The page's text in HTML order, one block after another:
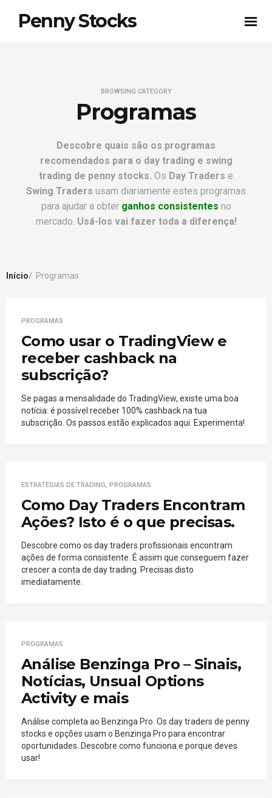
Penny Stocks
BROWSING CATEGORY
Programas
Descobre quais são os programas
recomendados para o day trading e swing
trading de penny stocks. Os Day Traders e
Swing Traders usam diariamente estes programas
para ajudar a obter ganhos consistentes no
mercado. Usá-los vai fazer toda a diferença!
Início Programas
PROGRAMAS
Como usar o TradingView e
receber cashback na
subscrição?
Se pagas a mensalidade do TradingView, existe uma boa
notícia: é possível receber 100% cashback na tua
subscrição. Os passos estão explicados aqui. Experimenta!
ESTRATÉGIAS DE TRADING, PROGRAMAS
Como Day Traders Encontram
Ações? Isto é o que precisas.
Descobre como os day traders profissionais encontram
ações de forma consistente. É assim que conseguem fazer
crescer a conta de day trading. Precisas disto
imediatamente.
PROGRAMAS
Análise Benzinga Pro – Sinais,
Notícias, Unsual Options
Activity e mais
Análise completa ao Benzinga Pro. Os day traders de penny
stocks e opções usam o Benzinga Pro para encontrar
oportunidades. Descobre como funciona e porque deves
usar!